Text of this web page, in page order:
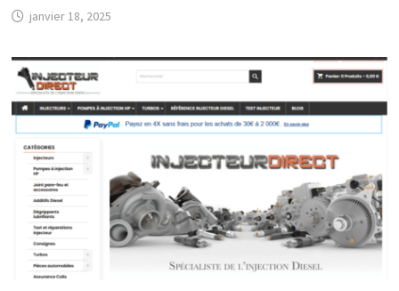
janvier 18, 2025